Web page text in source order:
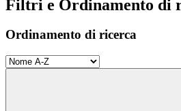
Filtri e Ordinamento di
Ordinamento di ricerca